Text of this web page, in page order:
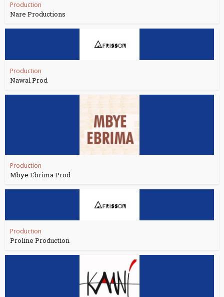
Production
Nare Productions
Production
Nawal Prod
Production
Mbye Ebrima Prod
Production
Proline Production